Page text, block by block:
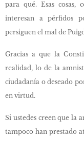
para qué. Esas cosas,
interesan a pérfidos
persiguen el mal de
Gracias a que la
realidad, lo de la
ciudadanía o deseado
en virtud.
Si ustedes creen que la
tampoco han prestado